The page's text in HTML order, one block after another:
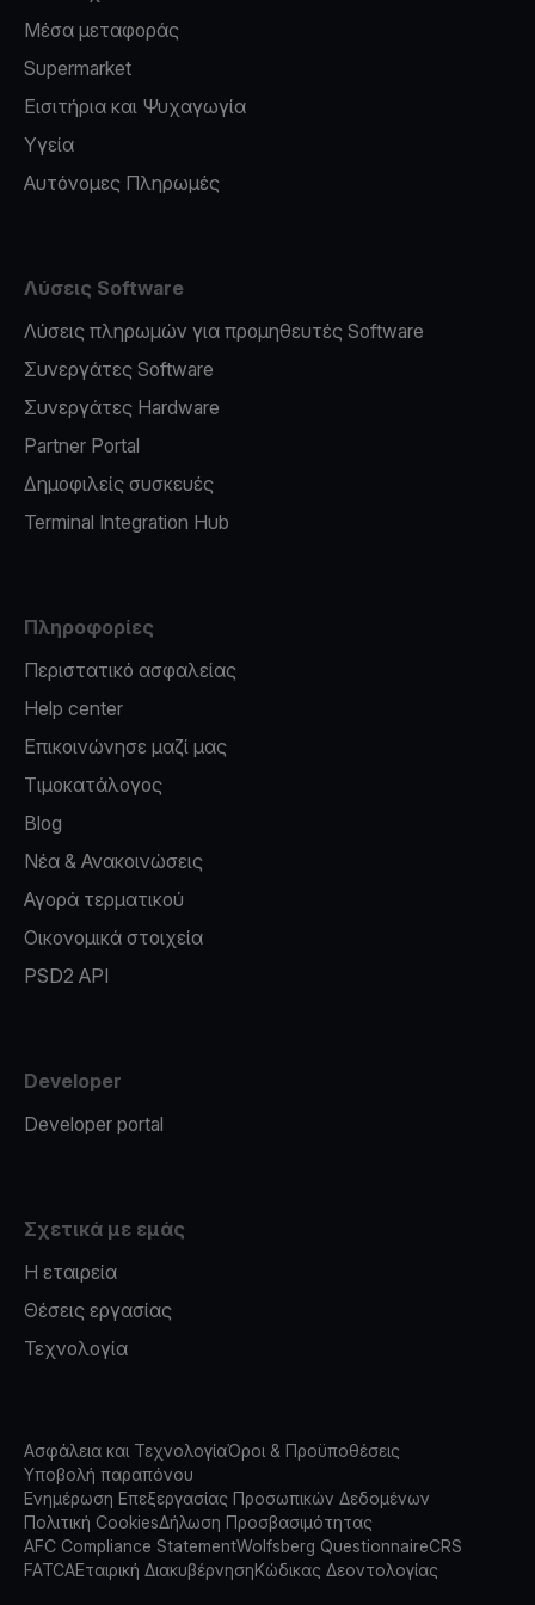
Μέσα μεταφοράς
Supermarket
Εισιτήρια και Ψυχαγωγία
Υγεία
Αυτόνομες Πληρωμές
Λύσεις Software
Λύσεις πληρωμών για προμηθευτές Software
Συνεργάτες Software
Συνεργάτες Hardware
Partner Portal
Δημοφιλείς συσκευές
Terminal Integration Hub
Πληροφορίες
Περιστατικό ασφαλείας
Help center
Επικοινώνησε μαζί μας
Τιμοκατάλογος
Blog
Νέα & Ανακοινώσεις
Αγορά τερματικού
Οικονομικά στοιχεία
PSD2 API
Developer
Developer portal
Σχετικά με εμάς
Η εταιρεία
Θέσεις εργασίας
Τεχνολογία
Ασφάλεια και ΤεχνολογίαΌροι & Προϋποθέσεις
Υποβολή παραπόνου
Ενημέρωση Επεξεργασίας Προσωπικών Δεδομένων
Πολιτική CookiesΔήλωση Προσβασιμότητας
AFC Compliance StatementWolfsberg QuestionnaireCRS
FATCAΕταιρική ΔιακυβέρνησηΚώδικας Δεοντολογίας